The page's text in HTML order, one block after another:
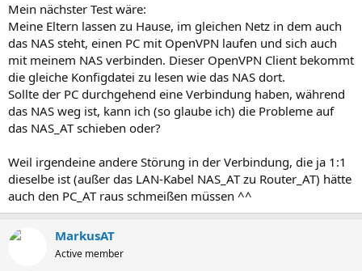
Mein nächster Test wäre:
Meine Eltern lassen zu Hause, im gleichen Netz in dem auch
das NAS steht, einen PC mit OpenVPN laufen und sich auch
mit meinem NAS verbinden. Dieser OpenVPN Client bekommt
die gleiche Konfigdatei zu lesen wie das NAS dort.
Sollte der PC durchgehend eine Verbindung haben, während
das NAS weg ist, kann ich (so glaube ich) die Probleme auf
das NAS_AT schieben oder?
Weil irgendeine andere Störung in der Verbindung, die ja 1:1
dieselbe ist (außer das LAN-Kabel NAS_AT zu Router_AT) hätte
auch den PC_AT raus schmeißen müssen ^^
MarkusAT
Active member